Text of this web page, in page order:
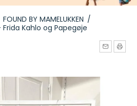
FOUND BY MAMELUKKEN /
Kahlo og Papegøje